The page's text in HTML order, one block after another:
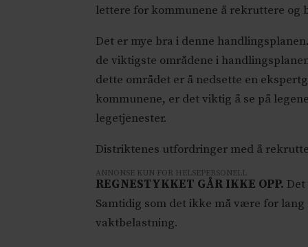
lettere for kommunene å rekruttere og
Det er mye bra i denne
de viktigste områdene i
dette området er å nedsette en
kommunene, er det viktig å se på
legetjenester.
Distriktenes utfordringer med å
ANNONSE KUN FOR HELSEPERSONELL
REGNESTYKKET GÅR IKKE OPP.
Samtidig som det ikke må være for
vaktbelastning.